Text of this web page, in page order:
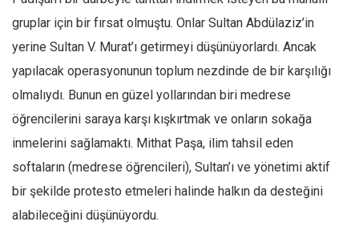
YouTube
Editörden
Kemal Özer
Mahmut Toptaş
Yvonne Ridley
Barış Tarımcıoğlu
Ömer Kayani
gruplar için bir fırsat olmuştu. Onlar Sultan Abdülaziz’in
yerine Sultan V. Murat’ı getirmeyi düşünüyorlardı. Ancak
yapılacak operasyonunun toplum nezdinde de bir karşılığı
olmalıydı. Bunun en güzel yollarından biri medrese
öğrencilerini saraya karşı kışkırtmak ve onların sokağa
inmelerini sağlamaktı. Mithat Paşa, ilim tahsil eden
softaların (medrese öğrencileri), Sultan’ı ve yönetimi aktif
bir şekilde protesto etmeleri halinde halkın da desteğini
alabileceğini düşünüyordu.